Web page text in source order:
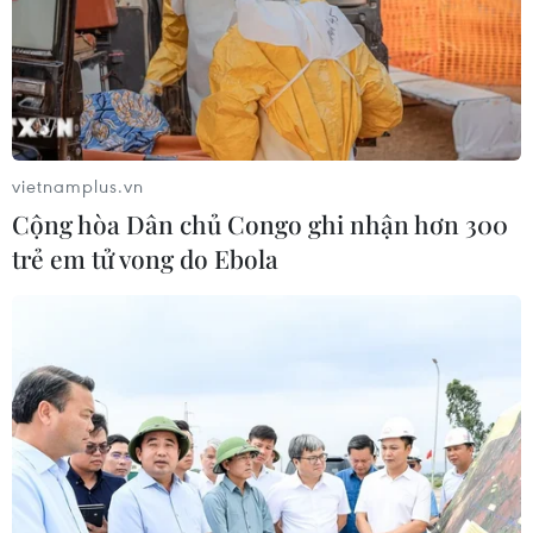
06/08/2026 15:34
Italy và Hy Lạp trở thành điểm nóng
của virus Tây sông Nile
NATO ưu tiên đẩy nhanh chuyển
06/08/2026 12:24
Thắt chặt tình hữu nghị sắt son giữa
các cựu chuyên gia quân sự Nga với
Việt Nam
vietnamplus.vn
Cộng hòa Dân chủ Congo ghi nhận hơn 300
trẻ em tử vong do Ebola